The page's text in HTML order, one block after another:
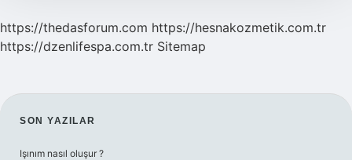
https://thedasforum.com https://hesnakozmetik.com.tr
https://dzenlifespa.com.tr Sitemap
SIDEBAR
SON YAZILAR
Işınım nasıl oluşur ?